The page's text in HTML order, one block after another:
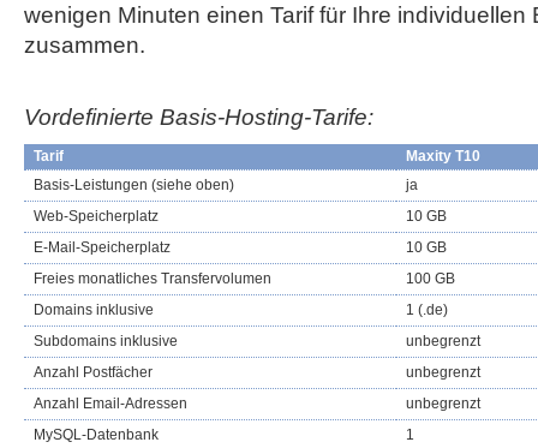
wenigen Minuten einen Tarif für Ihre individuellen
zusammen.
Vordefinierte Basis-Hosting-Tarife:
Tarif
Maxity T10
Basis-Leistungen (siehe oben)
ja
Web-Speicherplatz
10 GB
E-Mail-Speicherplatz
10 GB
Freies monatliches Transfervolumen
100 GB
Domains inklusive
1 (.de)
Subdomains inklusive
unbegrenzt
Anzahl Postfächer
unbegrenzt
Anzahl Email-Adressen
unbegrenzt
MySQL-Datenbank
1